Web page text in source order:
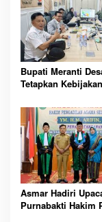
Bupati Meranti
Tetapkan
Kepulauan
Asmar Hadiri
Purnabakti Hakim